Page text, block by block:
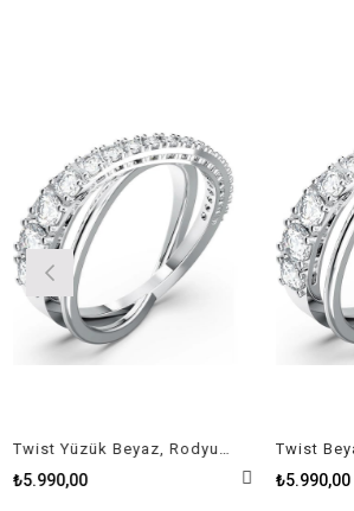
Twist Yüzük Beyaz, Rodyum kaplama Size 50
₺5.990,00 ₺5.990,00